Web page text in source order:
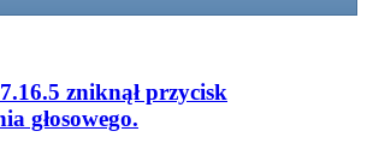
zniknął przycisk
głosowego.